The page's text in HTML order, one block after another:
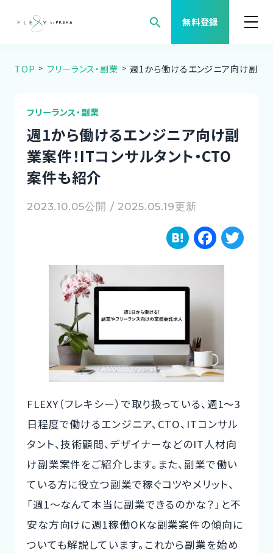
search 無料登録
案件検索
職種から案件を探す
FLEXYについて
よくある質問
福利厚生
ご利用の流れ
コーディネーター紹介
イベント/マガジン
今すぐ無料で登録 ログイン
TOP フリーランス・副業 週1から働けるエンジニア向け副業
フリーランス・副業
週1から働けるエンジニア向け副
業案件！ITコンサルタント・CTO
案件も紹介
2023.10.05公開 / 2025.05.19更新
H
a
n
a
F
a
e
o
o
k
FLEXY（フレキシー）で取り扱っている、週1〜3
日程度で働けるエンジニア、CTO、ITコンサル
タント、技術顧問、デザイナーなどのIT人材向
け副業案件をご紹介します。また、副業で働い
ている方に役立つ副業で稼ぐコツやメリット、
「週1～なんて本当に副業できるのかな？」と不
安な方向けに週1稼働OKな副業案件の傾向に
ついても解説しています。これから副業を始め